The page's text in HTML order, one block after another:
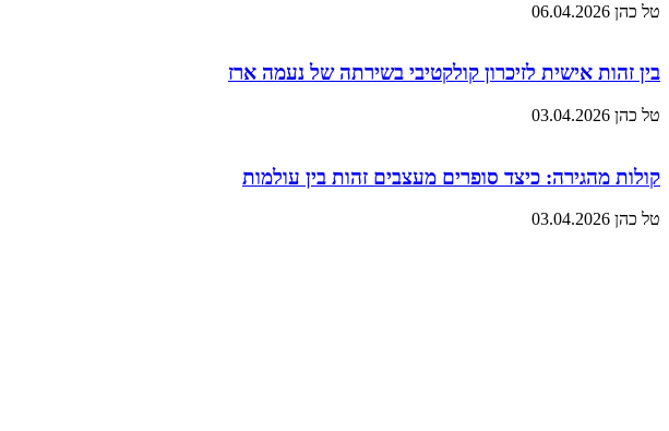
טל כהן 06.04.2026
בין זהות אישית לזיכרון קולקטיבי בשירתה של נעמה ארז
טל כהן 03.04.2026
קולות מהגירה: כיצד סופרים מעצבים זהות בין עולמות
טל כהן 03.04.2026